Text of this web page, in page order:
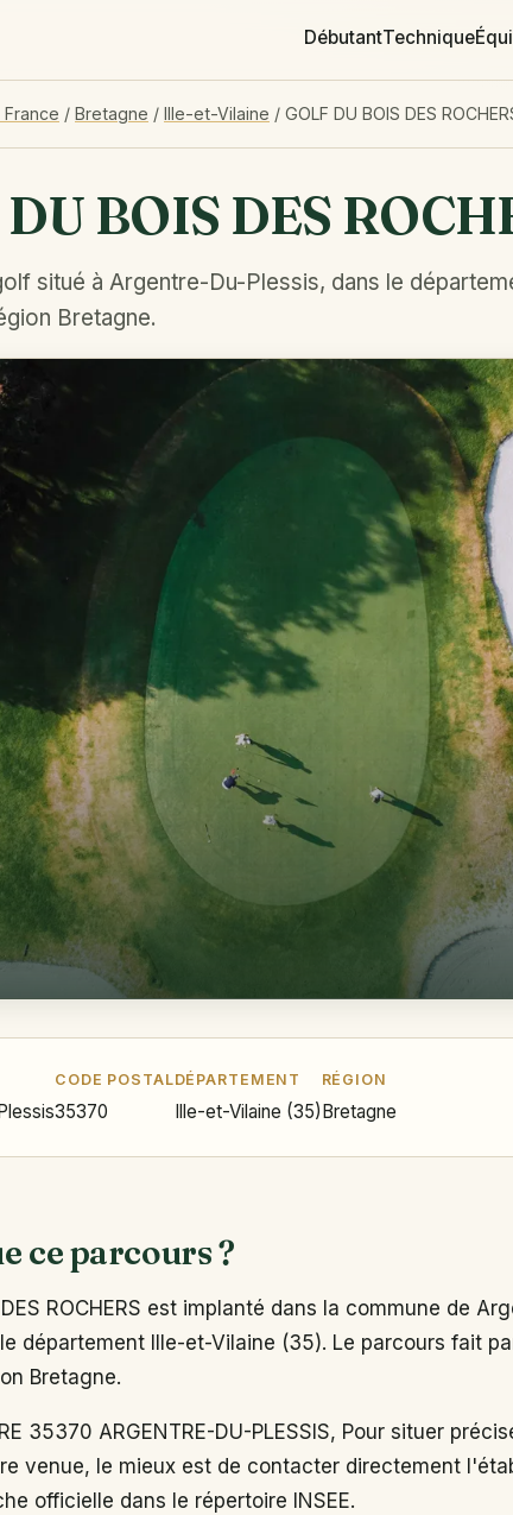
DébutantTechnique
/ Bretagne / Ille-et-Vilaine / GOLF DU BOIS DES
BOIS DES
situé à Argentre-Du-Plessis, dans le
Bretagne.
CODE POSTAL
35370
DÉPARTEMENT
Ille-et-Vilaine (35)
RÉGION
Bretagne
ce parcours ?
DES ROCHERS est implanté dans la commune de
département Ille-et-Vilaine (35). Le parcours fait
Bretagne.
35370 ARGENTRE-DU-PLESSIS, Pour situer
venue, le mieux est de contacter directement
officielle dans le répertoire INSEE.